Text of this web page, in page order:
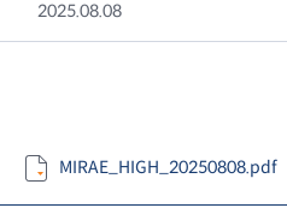
2025.08.08
MIRAE_HIGH_20250808.pdf